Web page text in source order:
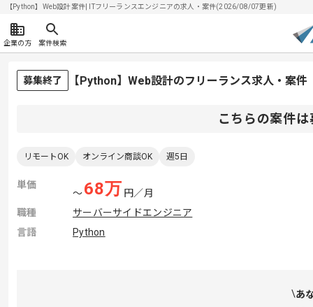
【Python】Web設計案件| ITフリーランスエンジニアの求人・案件(2026/08/07更新)
企業の方 案件検索
募集終了 【Python】Web設計のフリーランス求人・案件
こちらの案件
リモートOK オンライン商談OK 週5日
単価
〜68万 円／月
職種
サーバーサイドエンジニア
言語
Python
あ